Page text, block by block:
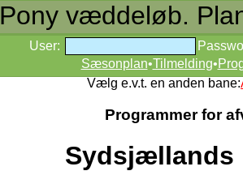
Pony væddeløb.
User:
Sæsonplan•Tilmelding•
Vælg e.v.t. en anden bane:
Programmer for
Sydsjællands